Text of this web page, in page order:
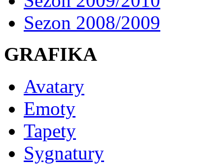
Sezon 2008/2009
GRAFIKA
Avatary
Emoty
Tapety
Sygnatury